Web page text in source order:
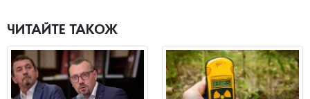
ЧИТАЙТЕ ТАКОЖ